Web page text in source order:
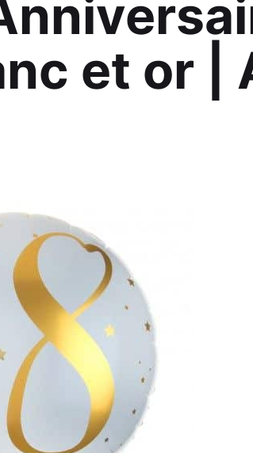
et or |